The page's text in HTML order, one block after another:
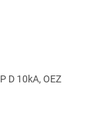
D 10kA, OEZ